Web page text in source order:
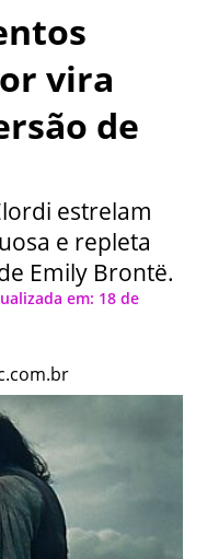
vira
de
estrelam
e repleta
Emily Brontë.
em: 18 de